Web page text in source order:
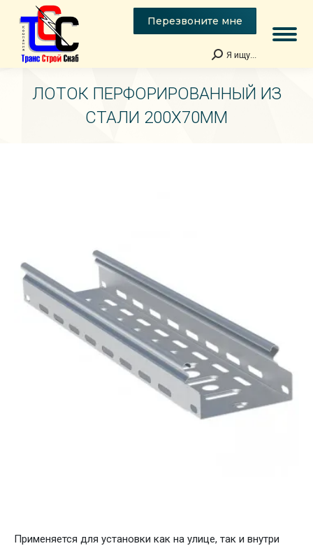
Перезвоните мне
Поиск:
Я ищу...
ЛОТОК ПЕРФОРИРОВАННЫЙ ИЗ
СТАЛИ 200Х70ММ
Применяется для установки как на улице, так и внутри